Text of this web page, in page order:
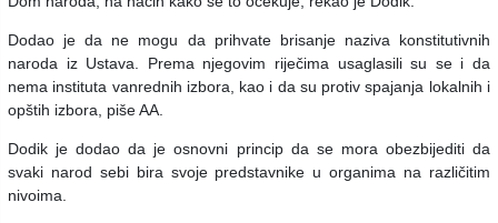
Dodao je da ne mogu da prihvate brisanje naziva konstitutivnih
naroda iz Ustava. Prema njegovim riječima usaglasili su se i da
nema instituta vanrednih izbora, kao i da su protiv spajanja lokalnih i
opštih izbora, piše AA.
Dodik je dodao da je osnovni princip da se mora obezbijediti da
svaki narod sebi bira svoje predstavnike u organima na različitim
nivoima.